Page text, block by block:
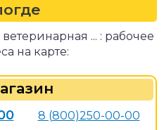
... : рабочее
на карте:
8 (800)250-00-00